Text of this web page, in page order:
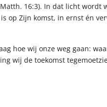
16:3). In dat licht wordt
op Zijn komst, in ernst én
hoe wij onze weg gaan:
wij de toekomst